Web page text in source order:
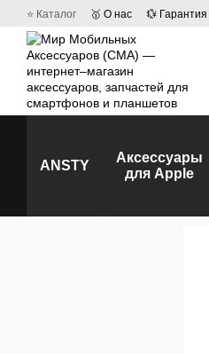
Перейти к основному контенту
⭐ Каталог 🥇 О нас 💱 Гарантия
ANSTY
Аксессуары
для Apple